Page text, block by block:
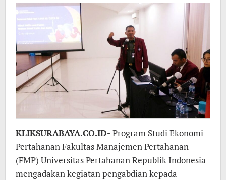
KLIKSURABAYA.CO.ID- Program Studi Ekonomi
Pertahanan Fakultas Manajemen Pertahanan
(FMP) Universitas Pertahanan Republik Indonesia
mengadakan kegiatan pengabdian kepada